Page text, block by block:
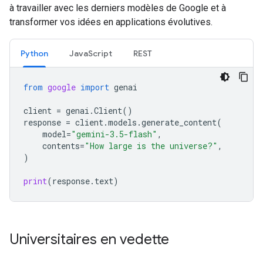
à travailler avec les derniers modèles de Google et à
transformer vos idées en applications évolutives.
Python JavaScript REST
from google import genai
client = genai .Client()
response = client.models .generate_content(
model="gemini-3.5-flash" ,
contents="How large is the universe?" ,
)
print(response. text)
Universitaires en vedette